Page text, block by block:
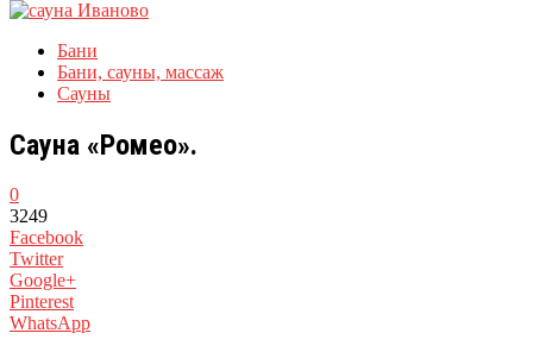
Бани
Бани, сауны, массаж
Сауны
Сауна «Ромео».
0
3249
Facebook
Twitter
Google+
Pinterest
WhatsApp